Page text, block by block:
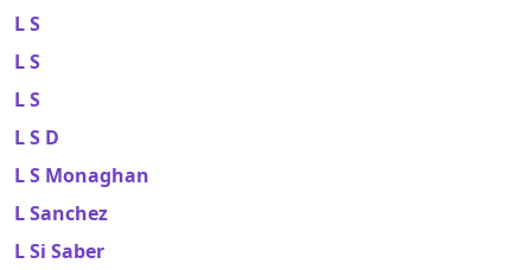
L S
L S
L S
L S D
L S Monaghan
L Sanchez
L Si Saber